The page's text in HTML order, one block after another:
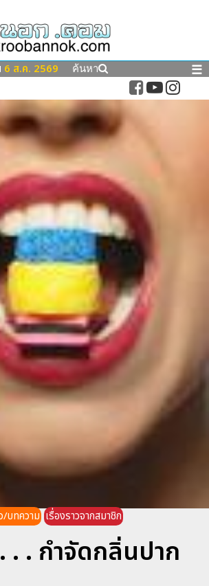
6 ส.ค. 2569 ค้นหา ☰
/บทความ เรื่องราวจากสมาชิก
. . กำจัดกลิ่นปาก